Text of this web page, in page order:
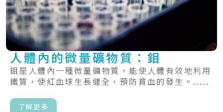
人體內的微量礦物質：鉬
鉬是人體內一種微量礦物質，能使人體有效地利用
鐵質，使紅血球生長健全，預防貧血的發生。.....
了解更多